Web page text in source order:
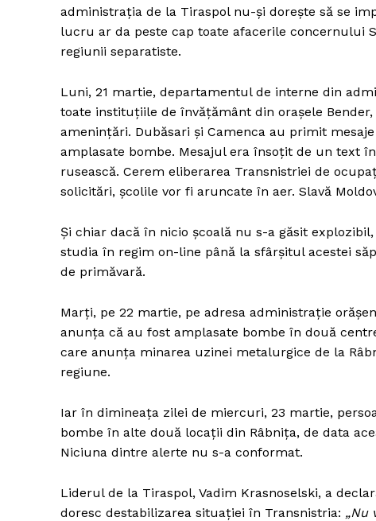
Un
FREEDOM
administrația de la Tiraspol nu-și dorește să se
lucru ar da peste cap toate afacerile concernului
regiunii separatiste.
Luni, 21 martie, departamentul de interne din
toate instituțiile de învățământ din orașele
amenințări. Dubăsari și Camenca au primit
amplasate bombe. Mesajul era însoțit de un text
rusească. Cerem eliberarea Transnistriei de
solicitări, școlile vor fi aruncate în aer. Slavă
Și chiar dacă în nicio școală nu s-a găsit
studia în regim on-line până la sfârșitul acestei
de primăvară.
Marți, pe 22 martie, pe adresa administrație
anunța că au fost amplasate bombe în două
care anunța minarea uzinei metalurgice de la
regiune.
Iar în dimineața zilei de miercuri, 23 martie,
bombe în alte două locații din Râbnița, de data
Niciuna dintre alerte nu s-a conformat.
Liderul de la Tiraspol, Vadim Krasnoselski, a
doresc destabilizarea situației în Transnistria: „Nu